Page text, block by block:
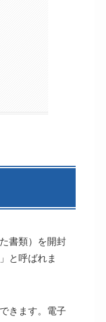
書類）を開封
と呼ばれま
きます。電子